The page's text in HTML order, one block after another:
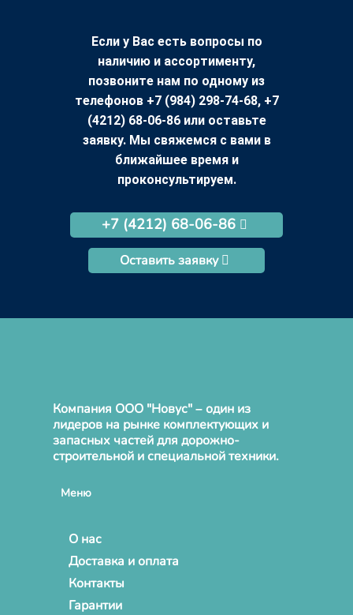
Если у Вас есть вопросы по
наличию и ассортименту,
позвоните нам по одному из
телефонов +7 (984) 298-74-68, +7
(4212) 68-06-86 или оставьте
заявку. Мы свяжемся с вами в
ближайшее время и
проконсультируем.
+7 (4212) 68-06-86
Оставить заявку
Компания ООО "Новус" – один из
лидеров на рынке комплектующих и
запасных частей для дорожно-
строительной и специальной техники.
Меню
О нас
Доставка и оплата
Контакты
Гарантии